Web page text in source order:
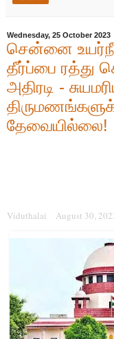
Wednesday, 25 October 2023
சென்னை
தீர்ப்பை ரத்து
அதிரடி -
தேவையில்லை!
Viduthalai August 30,